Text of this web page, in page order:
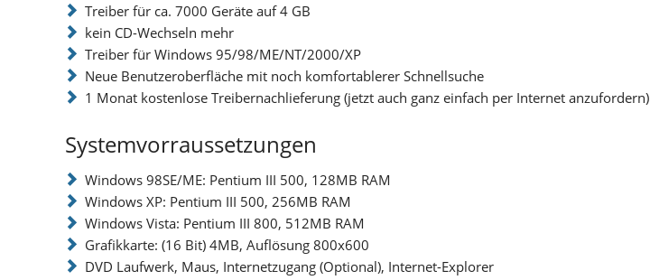
Treiber für ca. 7000 Geräte auf 4 GB
kein CD-Wechseln mehr
Treiber für Windows 95/98/ME/NT/2000/XP
Neue Benutzeroberfläche mit noch komfortablerer Schnellsuche
1 Monat kostenlose Treibernachlieferung (jetzt auch ganz einfach per Internet anzufordern)
Systemvorraussetzungen
Windows 98SE/ME: Pentium III 500, 128MB RAM
Windows XP: Pentium III 500, 256MB RAM
Windows Vista: Pentium III 800, 512MB RAM
Grafikkarte: (16 Bit) 4MB, Auflösung 800x600
DVD Laufwerk, Maus, Internetzugang (Optional), Internet-Explorer